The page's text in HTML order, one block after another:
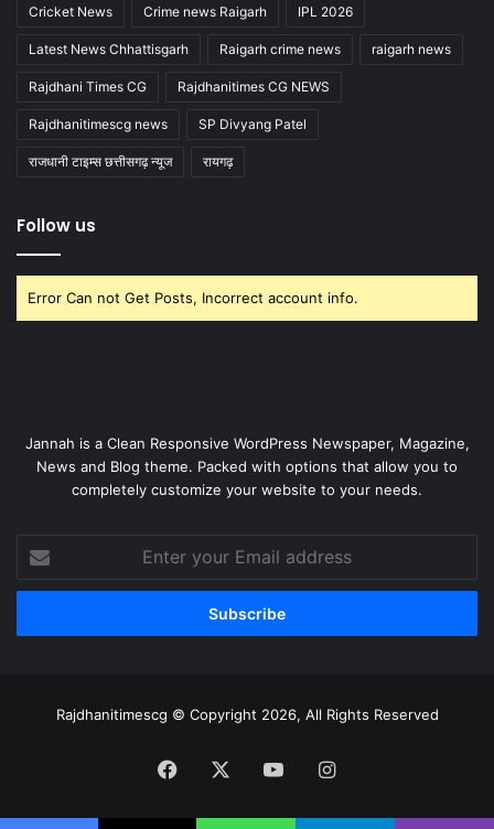
Cricket News Crime news Raigarh IPL 2026
Latest News Chhattisgarh Raigarh crime news raigarh news
Rajdhani Times CG Rajdhanitimes CG NEWS
Rajdhanitimescg news SP Divyang Patel
राजधानी टाइम्स छत्तीसगढ़ न्यूज रायगढ़
Follow us
Error Can not Get Posts, Incorrect account info.
Jannah is a Clean Responsive WordPress Newspaper, Magazine,
News and Blog theme. Packed with options that allow you to
completely customize your website to your needs.
your
Email
Rajdhanitimescg © Copyright 2026, All Rights Reserved
Facebook YouTubeInstagram